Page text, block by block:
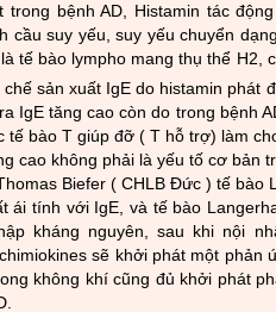
trong bệnh AD, Histamin tác
cầu suy yếu, suy yếu chuyển
tế bào lympho mang thụ thể H2,
sản xuất IgE do histamin phát
IgE tăng cao còn do trong bệnh
tế bào T giúp đỡ ( T hỗ trợ) làm
cao không phải là yếu tố cơ bản
Biefer ( CHLB Đức ) tế bào
ái tính với IgE, và tế bào
kháng nguyên, sau khi nội
sẽ khởi phát một phản
không khí cũng đủ khởi phát